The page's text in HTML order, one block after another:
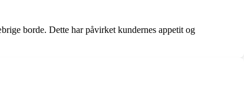
borde. Dette har påvirket kundernes appetit og